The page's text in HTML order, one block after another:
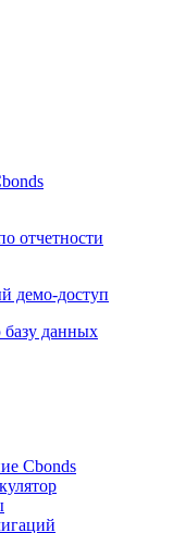
отчетности
демо-доступ
базу данных
Cbonds